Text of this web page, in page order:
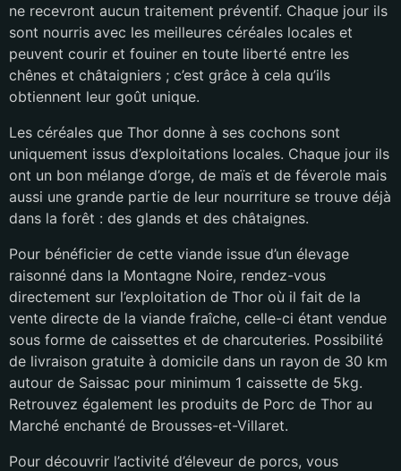
ne recevront aucun traitement préventif. Chaque jour ils
sont nourris avec les meilleures céréales locales et
peuvent courir et fouiner en toute liberté entre les
chênes et châtaigniers ; c’est grâce à cela qu’ils
obtiennent leur goût unique.
Les céréales que Thor donne à ses cochons sont
uniquement issus d’exploitations locales. Chaque jour ils
ont un bon mélange d’orge, de maïs et de féverole mais
aussi une grande partie de leur nourriture se trouve déjà
dans la forêt : des glands et des châtaignes.
Pour bénéficier de cette viande issue d’un élevage
raisonné dans la Montagne Noire, rendez-vous
directement sur l’exploitation de Thor où il fait de la
vente directe de la viande fraîche, celle-ci étant vendue
sous forme de caissettes et de charcuteries. Possibilité
de livraison gratuite à domicile dans un rayon de 30 km
autour de Saissac pour minimum 1 caissette de 5kg.
Retrouvez également les produits de Porc de Thor au
Marché enchanté de Brousses-et-Villaret.
Pour découvrir l’activité d’éleveur de porcs, vous